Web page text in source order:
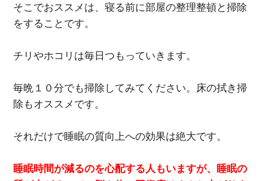
そこでおススメは、寝る前に部屋の整理整頓と掃除
をすることです。
チリやホコリは毎日つもっていきます。
毎晩１０分でも掃除してみてください。床の拭き掃
除もオススメです。
それだけで睡眠の質向上への効果は絶大です。
睡眠時間が減るのを心配する人もいますが、睡眠の